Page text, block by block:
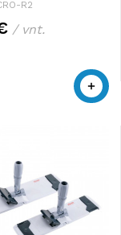
R2
/ vnt.